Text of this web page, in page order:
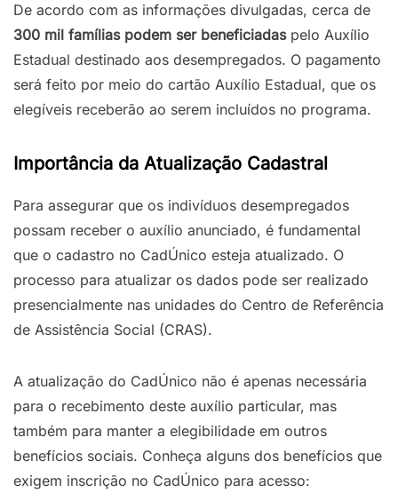
De acordo com as informações divulgadas, cerca de
300 mil famílias podem ser beneficiadaspelo Auxílio
Estadual destinado aos desempregados. O pagamento
será feito por meio do cartão Auxílio Estadual, que os
elegíveis receberão ao serem incluídos no programa.
Importância da Atualização Cadastral
Para assegurar que os indivíduos desempregados
possam receber o auxílio anunciado, é fundamental
que o cadastro no CadÚnico esteja atualizado. O
processo para atualizar os dados pode ser realizado
presencialmente nas unidades do Centro de Referência
de Assistência Social (CRAS).
A atualização do CadÚnico não é apenas necessária
para o recebimento deste auxílio particular, mas
também para manter a elegibilidade em outros
benefícios sociais. Conheça alguns dos benefícios que
exigem inscrição no CadÚnico para acesso: